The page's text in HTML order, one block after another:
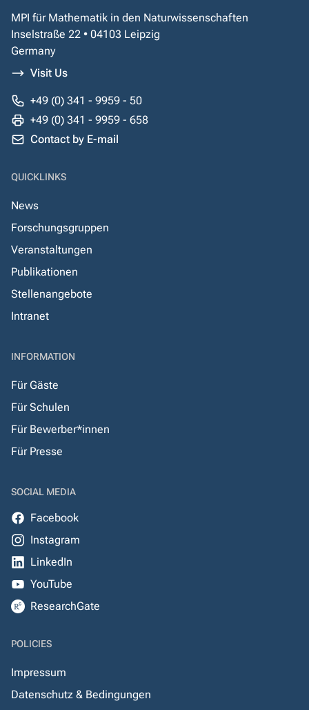
MPI für Mathematik in den Naturwissenschaften
Inselstraße 22 • 04103 Leipzig
Germany
Visit Us
+49 (0) 341 - 9959 - 50
+49 (0) 341 - 9959 - 658
Contact by E-mail
QUICKLINKS
News
Forschungsgruppen
Veranstaltungen
Publikationen
Stellenangebote
Intranet
INFORMATION
Für Gäste
Für Schulen
Für Bewerber*innen
Für Presse
SOCIAL MEDIA
Facebook
Instagram
LinkedIn
YouTube
ResearchGate
POLICIES
Impressum
Datenschutz & Bedingungen